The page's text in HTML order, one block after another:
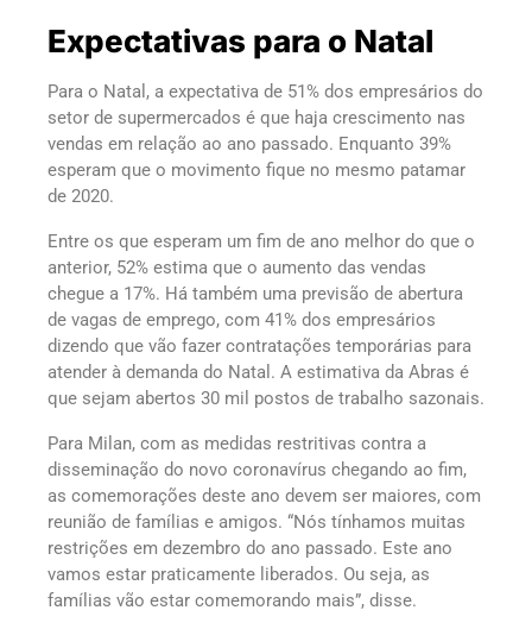
Expectativas para o Natal
Para o Natal, a expectativa de 51% dos empresários do
setor de supermercados é que haja crescimento nas
vendas em relação ao ano passado. Enquanto 39%
esperam que o movimento fique no mesmo patamar
de 2020.
Entre os que esperam um fim de ano melhor do que o
anterior, 52% estima que o aumento das vendas
chegue a 17%. Há também uma previsão de abertura
de vagas de emprego, com 41% dos empresários
dizendo que vão fazer contratações temporárias para
atender à demanda do Natal. A estimativa da Abras é
que sejam abertos 30 mil postos de trabalho sazonais.
Para Milan, com as medidas restritivas contra a
disseminação do novo coronavírus chegando ao fim,
as comemorações deste ano devem ser maiores, com
reunião de famílias e amigos. “Nós tínhamos muitas
restrições em dezembro do ano passado. Este ano
vamos estar praticamente liberados. Ou seja, as
famílias vão estar comemorando mais”, disse.